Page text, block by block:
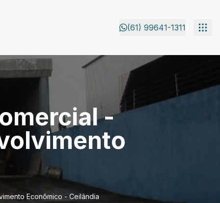
(61) 99641-1311
-
Econômico - Ceilândia